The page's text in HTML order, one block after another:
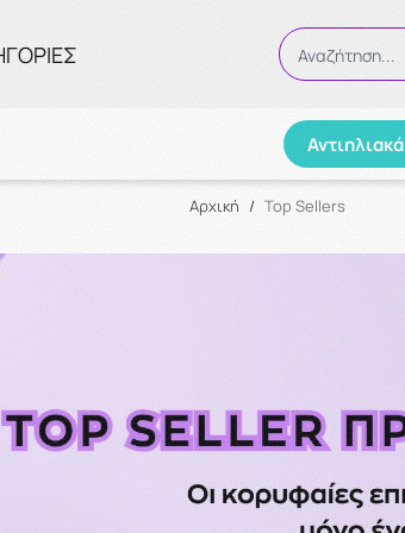
Αναζήτηση...
Αντιηλιακά
Αναζήτηση
Αρχική / Top Sellers